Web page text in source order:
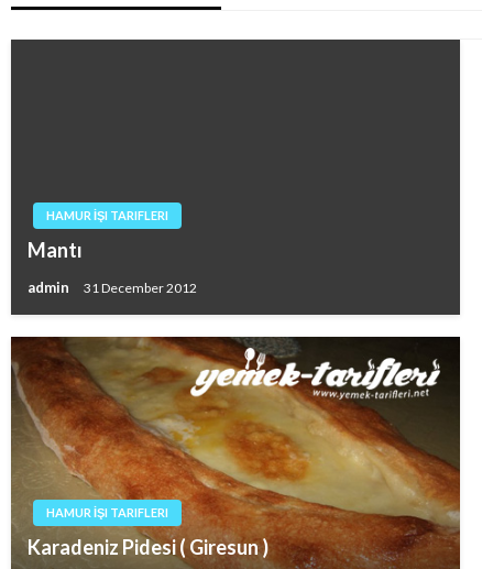
HAMUR İŞI TARIFLERI
Mantı
admin 31 December 2012
HAMUR İŞI TARIFLERI
Karadeniz Pidesi ( Giresun )